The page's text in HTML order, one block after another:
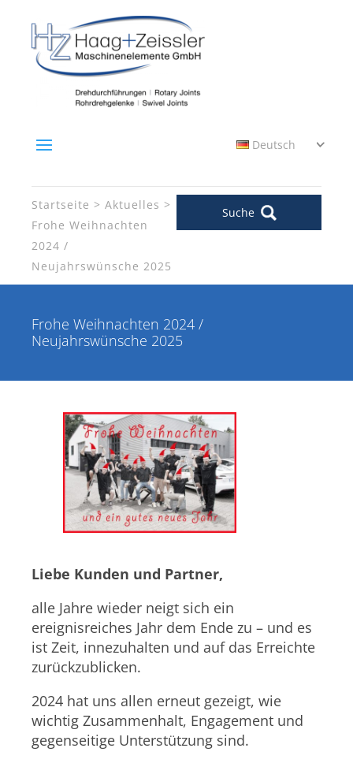
Deutsch
Startseite
Aktuelles
Frohe Weihnachten
2024 /
Neujahrswünsche 2025
Suche
Frohe Weihnachten 2024 /
Neujahrswünsche 2025
Liebe Kunden und Partner,
alle Jahre wieder neigt sich ein
ereignisreiches Jahr dem Ende zu – und es
ist Zeit, innezuhalten und auf das Erreichte
zurückzublicken.
2024 hat uns allen erneut gezeigt, wie
wichtig Zusammenhalt, Engagement und
gegenseitige Unterstützung sind.